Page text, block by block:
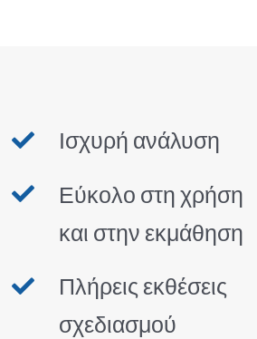
Ισχυρή ανάλυση
Εύκολο στη χρήση
και στην εκμάθηση
Πλήρεις εκθέσεις
σχεδιασμού